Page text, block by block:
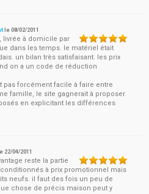
le08/02/2011
livrée à domicile par
dans les temps. le matériel était
un bilan très satisfaisant. les prix
on a un code de réduction
forcément facile à faire entre
famille, le site gagnerait à proposer
en explicitant les différences
le 22/04/2011
reste la partie
à prix promotionnel mais
neufs. il faut des fois un peu de
chose de précis maison peut y